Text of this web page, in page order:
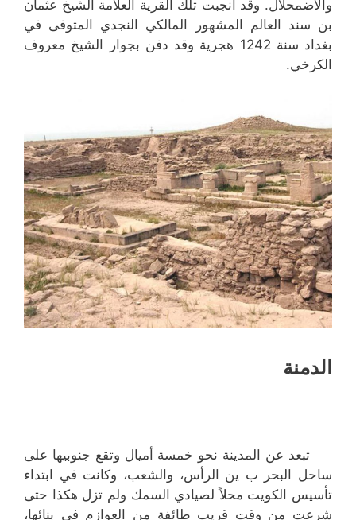
والاضمحلال. وقد أنجبت تلك القرية العلامة الشيخ عثمان
بن سند العالم المشهور المالكي النجدي المتوفى في
بغداد سنة 1242 هجرية وقد دفن بجوار الشيخ معروف
الكرخي.
الدمنة
تبعد عن المدينة نحو خمسة أميال وتقع جنوبيها على
ساحل البحر ب ين الرأس، والشعب، وكانت في ابتداء
تأسيس الكويت محلاً لصيادي السمك ولم تزل هكذا حتى
شرعت من وقت قريب طائفة من العوازم في بنائها،